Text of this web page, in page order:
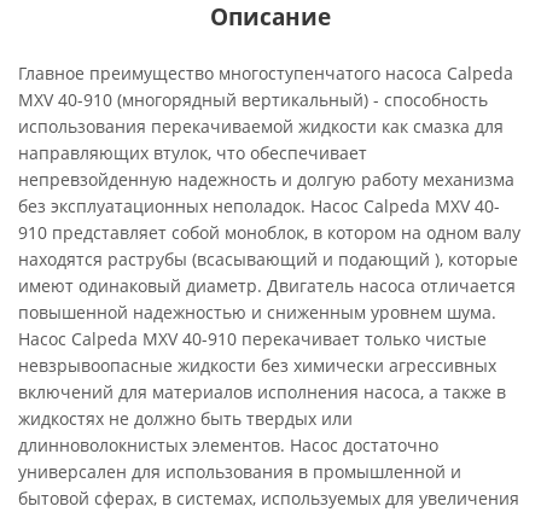
Описание
Главное преимущество многоступенчатого насоса Calpeda
MXV 40-910 (многорядный вертикальный) - способность
использования перекачиваемой жидкости как смазка для
направляющих втулок, что обеспечивает
непревзойденную надежность и долгую работу механизма
без эксплуатационных неполадок. Насос Calpeda MXV 40-
910 представляет собой моноблок, в котором на одном валу
находятся раструбы (всасывающий и подающий ), которые
имеют одинаковый диаметр. Двигатель насоса отличается
повышенной надежностью и сниженным уровнем шума.
Насос Calpeda MXV 40-910 перекачивает только чистые
невзрывоопасные жидкости без химически агрессивных
включений для материалов исполнения насоса, а также в
жидкостях не должно быть твердых или
длинноволокнистых элементов. Насос достаточно
универсален для использования в промышленной и
бытовой сферах, в системах, используемых для увеличения